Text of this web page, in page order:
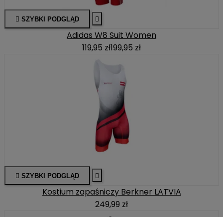
 SZYBKI PODGLĄD 
Adidas W8 Suit Women
119,95 zł199,95 zł
 SZYBKI PODGLĄD 
Kostium zapaśniczy Berkner LATVIA
249,99 zł